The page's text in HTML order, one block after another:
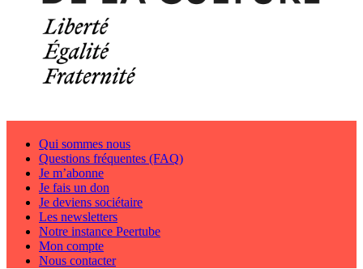
Qui sommes nous
Questions fréquentes (FAQ)
Je m’abonne
Je fais un don
Je deviens sociétaire
Les newsletters
Notre instance Peertube
Mon compte
Nous contacter